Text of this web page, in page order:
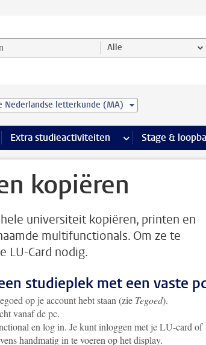
selecteer categorie Alle
Nederlandse letterkunde (MA)
Faciliteiten pagina’s
Extra studieactiviteiten meer Extra
Stage &
kopiëren
universiteit kopiëren, printen en
multifunctionals. Om ze te
LU-Card nodig.
studieplek met een vaste
op je account hebt staan (zie Tegoed).
vanaf de pc.
en log in. Je kunt inloggen met je LU-card of
handmatig in te voeren op het display.